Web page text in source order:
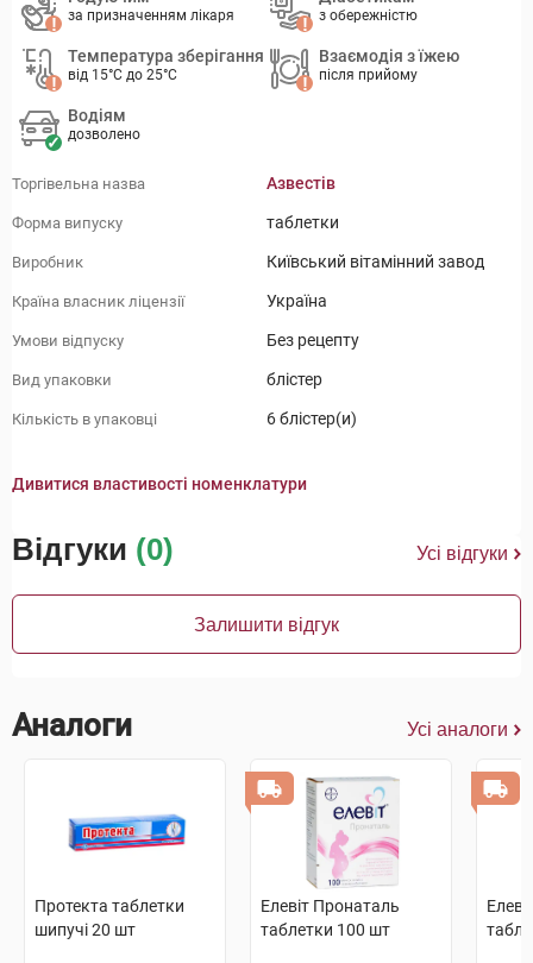
за призначенням лікаря з обережністю
Температура зберігання
від 15°C до 25°C
Взаємодія з їжею
після прийому
Водіям
дозволено
Торгівельна назва Азвестів
Форма випуску таблетки
Виробник Київський вітамінний завод
Країна власник ліцензії Україна
Умови відпуску Без рецепту
Вид упаковки блістер
Кількість в упаковці 6 блістер(и)
Дивитися властивості номенклатури
Відгуки (0) Усі відгуки
Залишити відгук
Аналоги Усі аналоги
Протекта таблетки
шипучі 20 шт
Елевіт Пронаталь
таблетки 100 шт